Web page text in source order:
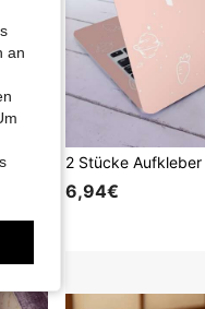
6,94€
an